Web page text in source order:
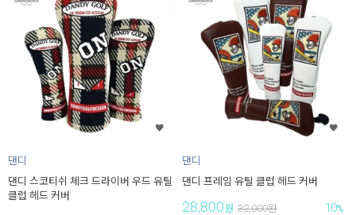
댄디
댄디 스코티쉬 체크 드라이버 우드 유틸
클럽 헤드 커버
댄디
댄디 프레임 유틸 클럽 헤드 커버
28,800원 32,000원 10%